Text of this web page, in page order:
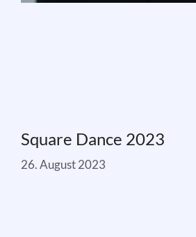
Square Dance 2023
26. August 2023